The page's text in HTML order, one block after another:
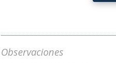
Observaciones